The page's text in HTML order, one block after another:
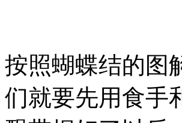
按照蝴蝶结的图
们就要先用食手